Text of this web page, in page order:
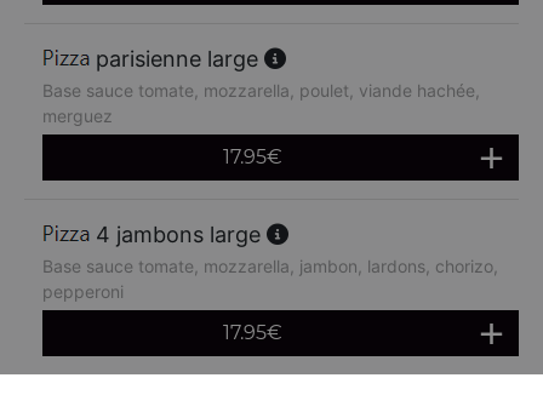
parisienne large
Base sauce tomate, mozzarella, poulet, viande hachée,
merguez
17.95€
4 jambons large
Base sauce tomate, mozzarella, jambon, lardons, chorizo,
pepperoni
17.95€